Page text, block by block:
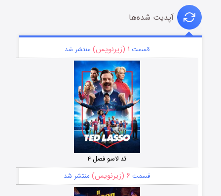
آپدیت شده‌ها
قسمت ۱ (زیرنویس) منتشر شد
تد لاسو فصل ۴
قسمت ۶ (زیرنویس) منتشر شد